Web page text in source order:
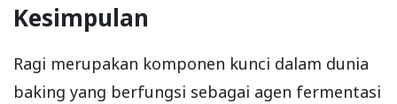
Kesimpulan
Ragi merupakan komponen kunci dalam dunia
baking yang berfungsi sebagai agen fermentasi